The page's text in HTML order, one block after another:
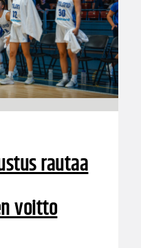
rautaa
voitto